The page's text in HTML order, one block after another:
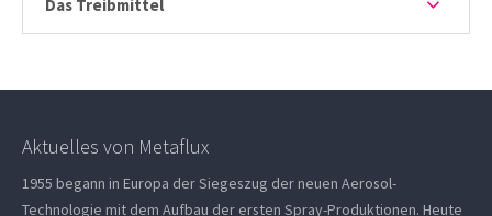
Das Treibmittel
Aktuelles von Metaflux
1955 begann in Europa der Siegeszug der neuen Aerosol-
Technologie mit dem Aufbau der ersten Spray-Produktionen. Heute